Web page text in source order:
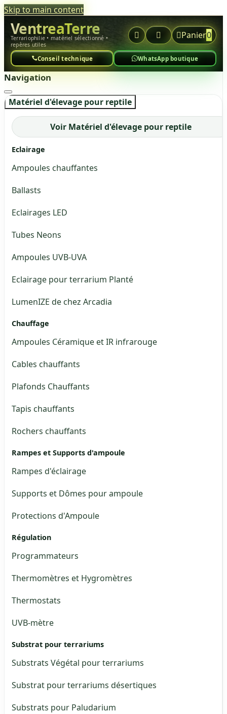
Skip to main content
VentreaTerre
Terrariophilie • matériel sélectionné •
repères utiles
  Panier0
Conseil technique WhatsApp boutique
Navigation
Matériel d'élevage pour reptile
Voir Matériel d'élevage pour reptile
Eclairage
Ampoules chauffantes
Ballasts
Eclairages LED
Tubes Neons
Ampoules UVB-UVA
Eclairage pour terrarium Planté
LumenIZE de chez Arcadia
Chauffage
Ampoules Céramique et IR infrarouge
Cables chauffants
Plafonds Chauffants
Tapis chauffants
Rochers chauffants
Rampes et Supports d'ampoule
Rampes d'éclairage
Supports et Dômes pour ampoule
Protections d'Ampoule
Régulation
Programmateurs
Thermomètres et Hygromètres
Thermostats
UVB-mètre
Substrat pour terrariums
Substrats Végétal pour terrariums
Substrat pour terrariums désertiques
Substrats pour Paludarium